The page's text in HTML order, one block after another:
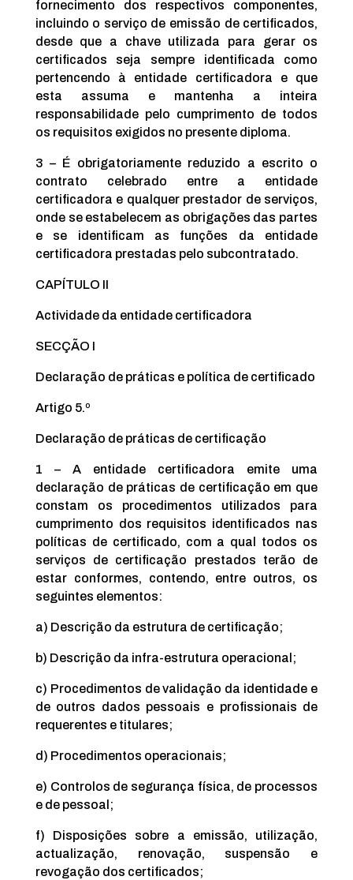
fornecimento dos respectivos componentes,
incluindo o serviço de emissão de certificados,
desde que a chave utilizada para gerar os
certificados seja sempre identificada como
pertencendo à entidade certificadora e que
esta assuma e mantenha a inteira
responsabilidade pelo cumprimento de todos
os requisitos exigidos no presente diploma.
3 – É obrigatoriamente reduzido a escrito o
contrato celebrado entre a entidade
certificadora e qualquer prestador de serviços,
onde se estabelecem as obrigações das partes
e se identificam as funções da entidade
certificadora prestadas pelo subcontratado.
CAPÍTULO II
Actividade da entidade certificadora
SECÇÃO I
Declaração de práticas e política de certificado
Artigo 5.º
Declaração de práticas de certificação
1 – A entidade certificadora emite uma
declaração de práticas de certificação em que
constam os procedimentos utilizados para
cumprimento dos requisitos identificados nas
políticas de certificado, com a qual todos os
serviços de certificação prestados terão de
estar conformes, contendo, entre outros, os
seguintes elementos:
a) Descrição da estrutura de certificação;
b) Descrição da infra-estrutura operacional;
c) Procedimentos de validação da identidade e
de outros dados pessoais e profissionais de
requerentes e titulares;
d) Procedimentos operacionais;
e) Controlos de segurança física, de processos
e de pessoal;
f) Disposições sobre a emissão, utilização,
actualização, renovação, suspensão e
revogação dos certificados;